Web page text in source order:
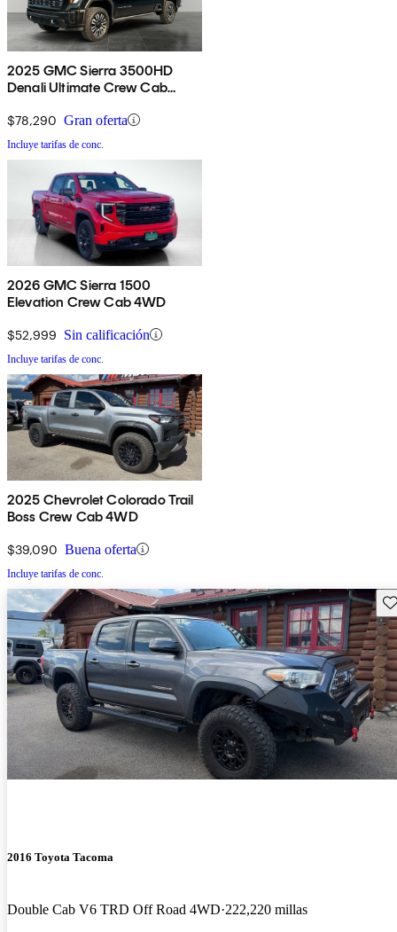
2025 GMC Sierra 3500HD
Denali Ultimate Crew Cab
$78,290 Gran oferta
Incluye tarifas de conc.
2026 GMC Sierra 1500
Elevation Crew Cab 4WD
$52,999 Sin calificación
Incluye tarifas de conc.
2025 Chevrolet Colorado Trail
Boss Crew Cab 4WD
$39,090 Buena oferta
Incluye tarifas de conc.
2016 Toyota Tacoma
Double Cab V6 TRD Off Road 4WD 222,220 millas